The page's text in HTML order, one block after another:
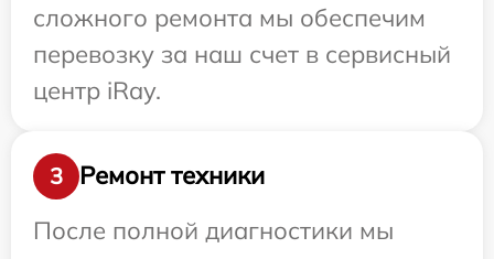
сложного ремонта мы обеспечим
перевозку за наш счет в сервисный
центр iRay.
3
Ремонт техники
После полной диагностики мы